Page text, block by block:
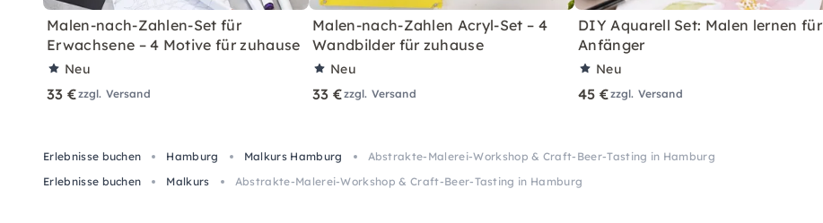
Malen-nach-Zahlen-Set für
Erwachsene – 4 Motive für zuhause
Neu
33 €zzgl. Versand
Malen-nach-Zahlen Acryl-Set – 4
Wandbilder für zuhause
Neu
33 €zzgl. Versand
DIY Aquarell Set: Malen lernen für
Anfänger
Neu
45 €zzgl. Versand
Erlebnisse buchen Hamburg Malkurs Hamburg
Abstrakte-Malerei-Workshop & Craft-Beer-Tasting in Hamburg
Erlebnisse buchen
Malkurs Abstrakte-Malerei-Workshop & Craft-Beer-Tasting in Hamburg